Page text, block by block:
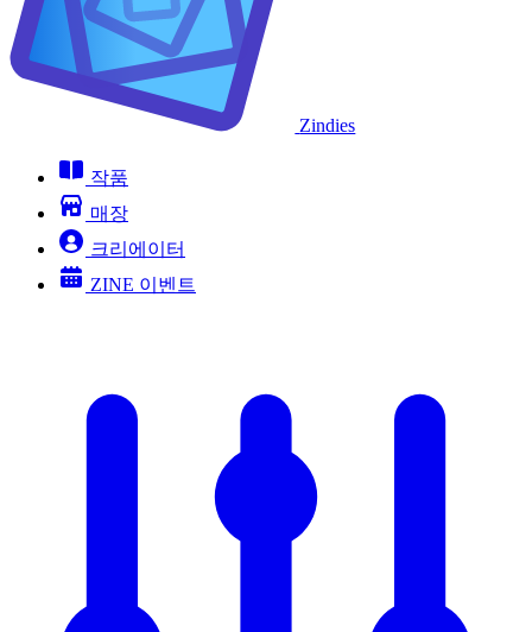
Zindies
작품
매장
크리에이터
ZINE 이벤트